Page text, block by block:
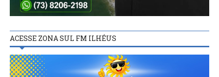
ACESSE ZONA SUL FM ILHÉUS